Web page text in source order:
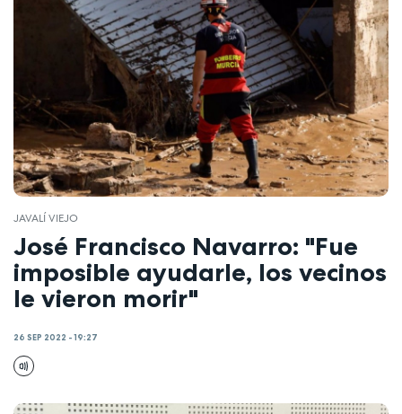
JAVALÍ VIEJO
José Francisco Navarro: "Fue
imposible ayudarle, los vecinos
le vieron morir"
26 SEP 2022 - 19:27